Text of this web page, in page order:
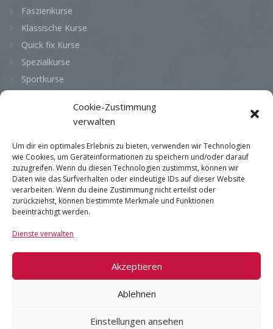
Cookie-Zustimmung
verwalten
Um dir ein optimales Erlebnis zu bieten, verwenden wir Technologien
wie Cookies, um Geräteinformationen zu speichern und/oder darauf
zuzugreifen. Wenn du diesen Technologien zustimmst, können wir
Daten wie das Surfverhalten oder eindeutige IDs auf dieser Website
verarbeiten. Wenn du deine Zustimmung nicht erteilst oder
zurückziehst, können bestimmte Merkmale und Funktionen
beeinträchtigt werden.
Dienste verwalten
Akzeptieren
Ablehnen
Einstellungen ansehen
Faszienkurse
Klassische Kurse
Quick fix Kurse
Spezialkurse
Sportkurse
Dienstag 08:00 - 13:00
Mittwoch 08:00 - 13:00
Donnerstag
Samstag
|Datenschutz